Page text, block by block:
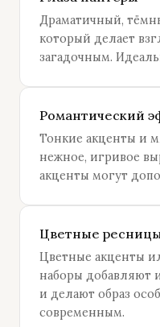
Драматичный,
который делает
загадочным.
Романтический
Тонкие акценты и
нежное, игривое
акценты могут
Цветные
Цветные акценты
наборы добавляют
и делают образ
современным.